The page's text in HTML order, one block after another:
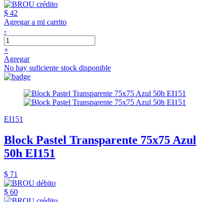
$ 42
Agregar a mi carrito
-
+
Agregar
No hay suficiente stock disponible
EI151
Block Pastel Transparente 75x75 Azul
50h EI151
$ 71
$ 60